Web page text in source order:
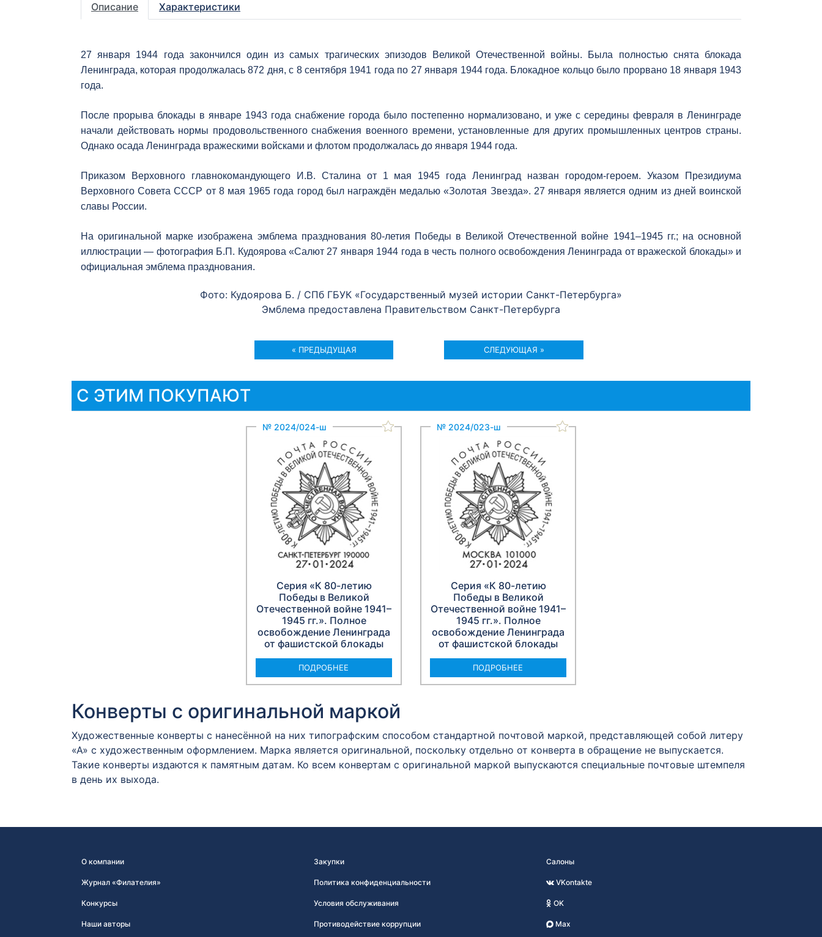
Описание Характеристики
27 января 1944 года закончился один из самых трагических эпизодов Великой Отечественной войны. Была полностью снята блокада
Ленинграда, которая продолжалась 872 дня, с 8 сентября 1941 года по 27 января 1944 года. Блокадное кольцо было прорвано 18 января 1943
года.
После прорыва блокады в январе 1943 года снабжение города было постепенно нормализовано, и уже с середины февраля в Ленинграде
начали действовать нормы продовольственного снабжения военного времени, установленные для других промышленных центров страны.
Однако осада Ленинграда вражескими войсками и флотом продолжалась до января 1944 года.
Приказом Верховного главнокомандующего И.В. Сталина от 1 мая 1945 года Ленинград назван городом-героем. Указом Президиума
Верховного Совета СССР от 8 мая 1965 года город был награждён медалью «Золотая Звезда». 27 января является одним из дней воинской
славы России.
На оригинальной марке изображена эмблема празднования 80-летия Победы в Великой Отечественной войне 1941–1945 гг.; на основной
иллюстрации — фотография Б.П. Кудоярова «Салют 27 января 1944 года в честь полного освобождения Ленинграда от вражеской блокады» и
официальная эмблема празднования.
Фото: Кудоярова Б. / СПб ГБУК «Государственный музей истории Санкт-Петербурга»
Эмблема предоставлена Правительством Санкт-Петербурга
« ПРЕДЫДУЩАЯ СЛЕДУЮЩАЯ »
С ЭТИМ ПОКУПАЮТ
№ 2024/024-ш
Серия «К 80-летию
Победы в Великой
Отечественной войне 1941–
1945 гг.». Полное
освобождение Ленинграда
от фашистской блокады
ПОДРОБНЕЕ
№ 2024/023-ш
Серия «К 80-летию
Победы в Великой
Отечественной войне 1941–
1945 гг.». Полное
освобождение Ленинграда
от фашистской блокады
ПОДРОБНЕЕ
Конверты с оригинальной маркой
Художественные конверты с нанесённой на них типографским способом стандартной почтовой маркой, представляющей собой литеру
«А» с художественным оформлением. Марка является оригинальной, поскольку отдельно от конверта в обращение не выпускается.
Такие конверты издаются к памятным датам. Ко всем конвертам с оригинальной маркой выпускаются специальные почтовые штемпеля
в день их выхода.
О компании
Журнал «Филателия»
Конкурсы
Наши авторы
Закупки
Политика конфиденциальности
Условия обслуживания
Противодействие коррупции
Салоны
VKontakte
OK
Max